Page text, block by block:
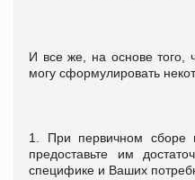
И все же, на основе того,
могу сформулировать
1. При первичном сборе
предоставьте им
специфике и Ваших